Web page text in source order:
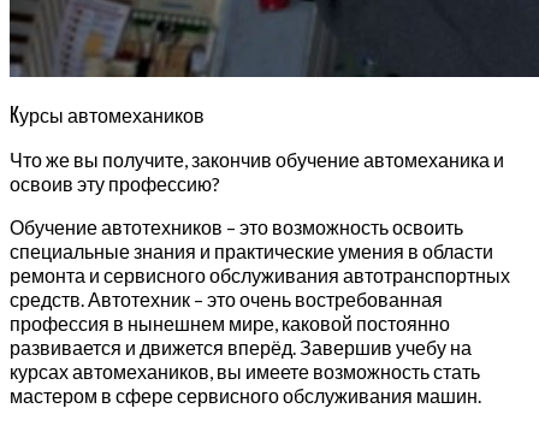
Курсы автомехаников
Что же вы получите, закончив обучение автомеханика и
освоив эту профессию?
Обучение автотехников – это возможность освоить
специальные знания и практические умения в области
ремонта и сервисного обслуживания автотранспортных
средств. Автотехник – это очень востребованная
профессия в нынешнем мире, каковой постоянно
развивается и движется вперёд. Завершив учебу на
курсах автомехаников, вы имеете возможность стать
мастером в сфере сервисного обслуживания машин.